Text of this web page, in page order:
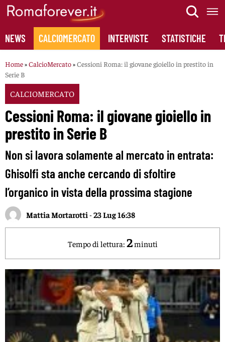
Skip
content
NEWS CALCIOMERCATO INTERVISTE STATISTICHE
Home»CalcioMercato»Cessioni Roma: il giovane gioiello in prestito in
Serie B
CALCIOMERCATO
Cessioni Roma: il giovane gioiello in
prestito in Serie B
Non si lavora solamente al mercato in entrata:
Ghisolfi sta anche cercando di sfoltire
l’organico in vista della prossima stagione
Mattia Mortarotti -23 Lug 16:38
Tempo di lettura: 2minuti